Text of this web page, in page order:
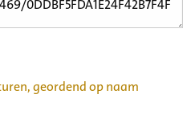
geordend op naam